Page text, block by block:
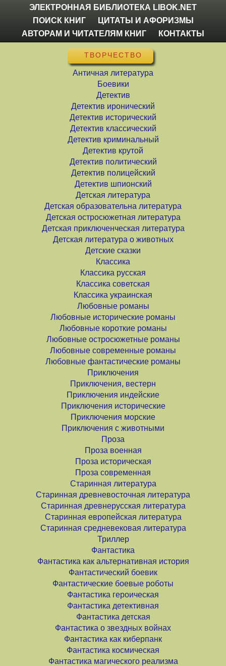
ЭЛЕКТРОННАЯ БИБЛИОТЕКА LIBOK.NET
ПОИСК КНИГ
ЦИТАТЫ И АФОРИЗМЫ
АВТОРАМ И ЧИТАТЕЛЯМ КНИГ
КОНТАКТЫ
ТВОРЧЕСТВО
Античная литература
Боевики
Детектив
Детектив иронический
Детектив исторический
Детектив классический
Детектив криминальный
Детектив крутой
Детектив политический
Детектив полицейский
Детектив шпионский
Детская литература
Детская образовательна литература
Детская остросюжетная литература
Детская приключенческая литература
Детская литература о животных
Детские сказки
Классика
Классика русская
Классика советская
Классика украинская
Любовные романы
Любовные исторические романы
Любовные короткие романы
Любовные остросюжетные романы
Любовные современные романы
Любовные фантастические романы
Приключения
Приключения, вестерн
Приключения индейские
Приключения исторические
Приключения морские
Приключения с животными
Проза
Проза военная
Проза историческая
Проза современная
Старинная литература
Старинная древневосточная литература
Старинная древнерусская литература
Старинная европейская литература
Старинная средневековая литература
Триллер
Фантастика
Фантастика как альтернативная история
Фантастический боевик
Фантастические боевые роботы
Фантастика героическая
Фантастика детективная
Фантастика детская
Фантастика о звездных войнах
Фантастика как киберпанк
Фантастика космическая
Фантастика магического реализма